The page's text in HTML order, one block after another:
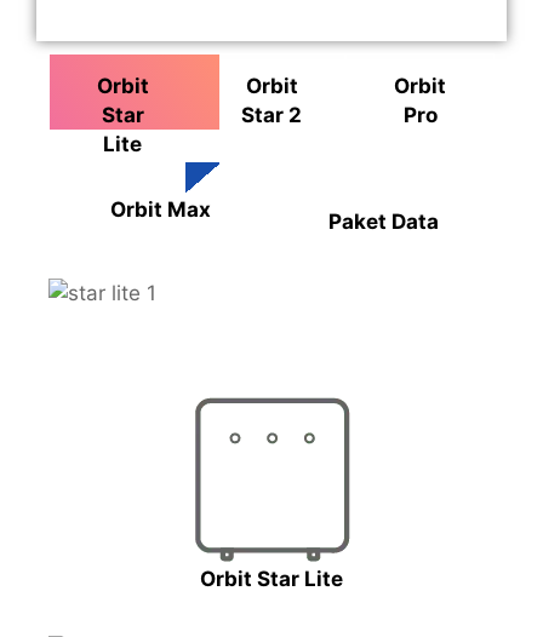
Orbit
Star
Lite
Orbit
Star 2
Orbit
Pro
Orbit Max Paket Data
Orbit Star Lite